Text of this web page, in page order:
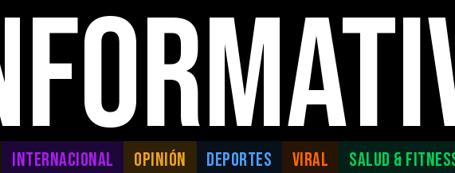
INTERNACIONAL OPINIÓN DEPORTES VIRAL SALUD &